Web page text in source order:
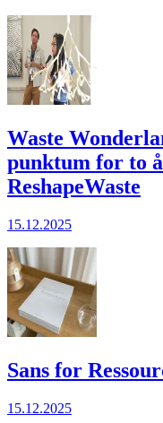
Waste
punktum for to
ReshapeWaste
15.12.2025
Sans for
15.12.2025